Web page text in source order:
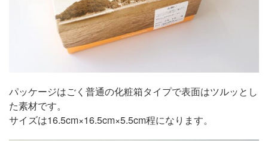
パッケージはごく普通の化粧箱タイプで表面はツルッとし
た素材です。
サイズは16.5cm×16.5cm×5.5cm程になります。